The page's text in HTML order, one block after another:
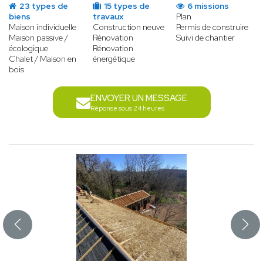
23 types de
biens
Maison individuelle
Maison passive /
écologique
Chalet / Maison en
bois
15 types de
travaux
Construction neuve
Rénovation
Rénovation
énergétique
6 missions
Plan
Permis de construire
Suivi de chantier
ENVOYER UN MESSAGE
Réponse sous 24 heures